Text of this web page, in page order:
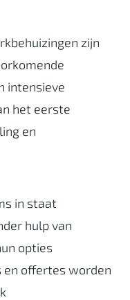
zijn
intensieve
het eerste
en
in staat
hulp van
opties
offertes worden